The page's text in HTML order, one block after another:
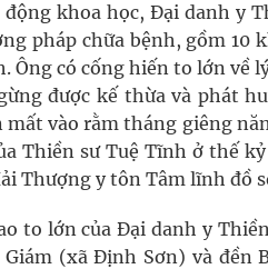
khoa học, Đại danh y
pháp chữa bệnh, gồm 10
Ông có cống hiến to lớn
được kế thừa và phát
mất vào rằm tháng giêng
Thiền sư Tuệ Tĩnh ở thế
Thượng y tôn Tâm lĩnh đồ
to lớn của Đại danh y
(xã Định Sơn) và đền